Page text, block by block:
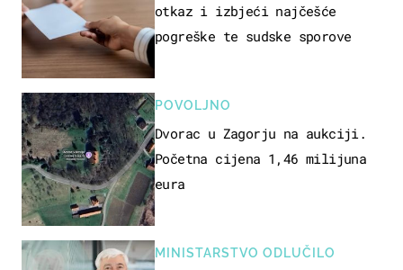
otkaz i izbjeći najčešće
pogreške te sudske sporove
POVOLJNO
Dvorac u Zagorju na aukciji.
Početna cijena 1,46 milijuna
eura
MINISTARSTVO ODLUČILO